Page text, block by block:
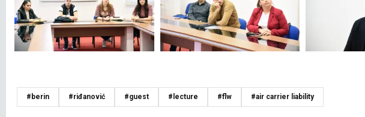
#berin #riđanović #guest #lecture #flw #air carrier liability